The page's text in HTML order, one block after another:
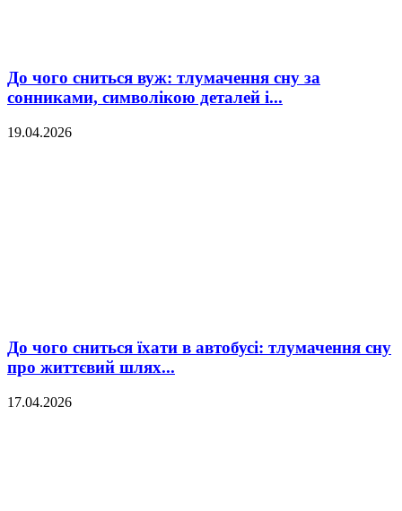
До чого сниться вуж: тлумачення сну за
сонниками, символікою деталей і...
19.04.2026
До чого сниться їхати в автобусі: тлумачення сну
про життєвий шлях...
17.04.2026